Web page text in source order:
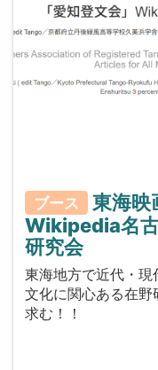
ブース
東海映
Wikipedia名
研究会
東海地方で近代・
文化に関心ある在野
求む！！